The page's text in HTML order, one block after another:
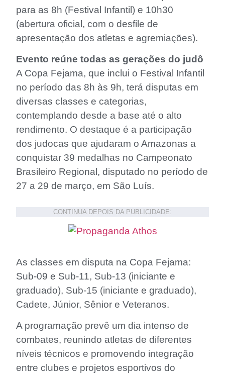
para as 8h (Festival Infantil) e 10h30
(abertura oficial, com o desfile de
apresentação dos atletas e agremiações).
Evento reúne todas as gerações do judô
A Copa Fejama, que inclui o Festival Infantil
no período das 8h às 9h, terá disputas em
diversas classes e categorias,
contemplando desde a base até o alto
rendimento. O destaque é a participação
dos judocas que ajudaram o Amazonas a
conquistar 39 medalhas no Campeonato
Brasileiro Regional, disputado no período de
27 a 29 de março, em São Luís.
CONTINUA DEPOIS DA PUBLICIDADE:
As classes em disputa na Copa Fejama:
Sub-09 e Sub-11, Sub-13 (iniciante e
graduado), Sub-15 (iniciante e graduado),
Cadete, Júnior, Sênior e Veteranos.
A programação prevê um dia intenso de
combates, reunindo atletas de diferentes
níveis técnicos e promovendo integração
entre clubes e projetos esportivos do